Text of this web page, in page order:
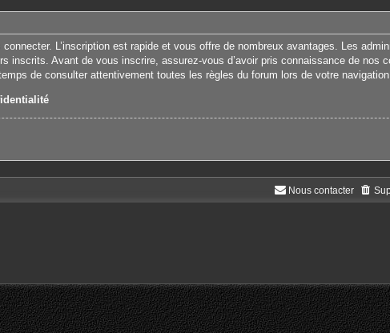
L’inscription est rapide et vous offre de nombreux avantages. Les
inscrits. Avant de vous inscrire, assurez-vous d’avoir pris connaissance de nos
de consulter attentivement toutes les règles du forum lors de votre
Nous contacter